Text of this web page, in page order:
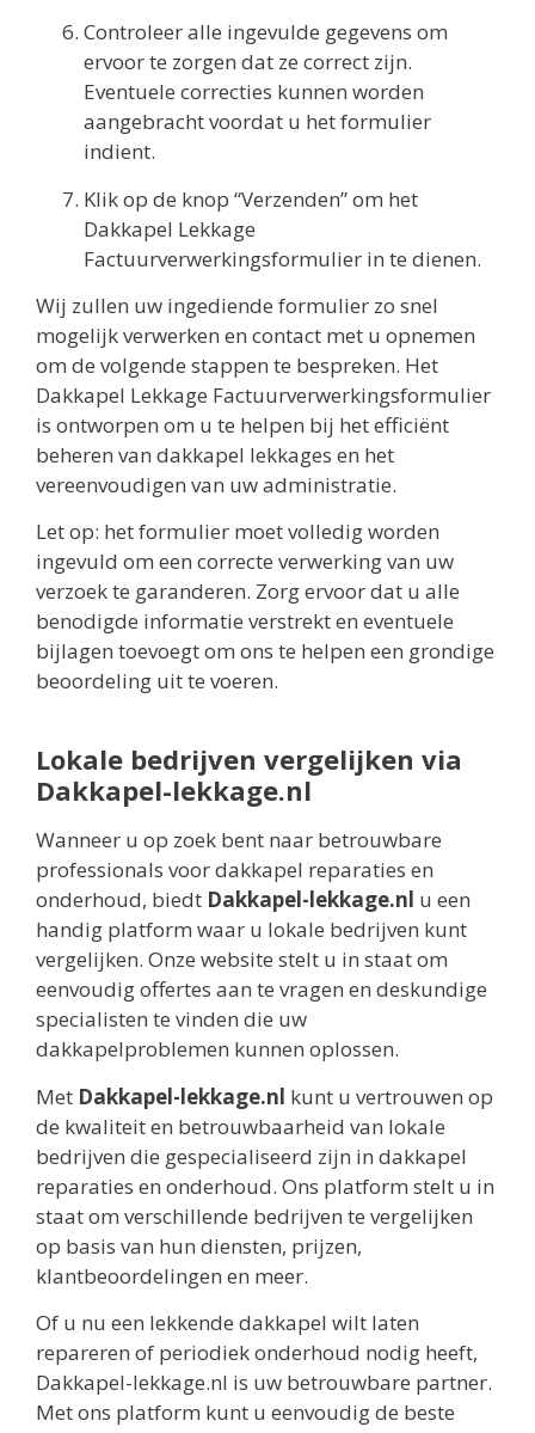
Controleer alle ingevulde gegevens om
ervoor te zorgen dat ze correct zijn.
Eventuele correcties kunnen worden
aangebracht voordat u het formulier
indient.
Klik op de knop “Verzenden” om het
Dakkapel Lekkage
Factuurverwerkingsformulier in te dienen.
Wij zullen uw ingediende formulier zo snel
mogelijk verwerken en contact met u opnemen
om de volgende stappen te bespreken. Het
Dakkapel Lekkage Factuurverwerkingsformulier
is ontworpen om u te helpen bij het efficiënt
beheren van dakkapel lekkages en het
vereenvoudigen van uw administratie.
Let op: het formulier moet volledig worden
ingevuld om een correcte verwerking van uw
verzoek te garanderen. Zorg ervoor dat u alle
benodigde informatie verstrekt en eventuele
bijlagen toevoegt om ons te helpen een grondige
beoordeling uit te voeren.
Lokale bedrijven vergelijken via
Dakkapel-lekkage.nl
Wanneer u op zoek bent naar betrouwbare
professionals voor dakkapel reparaties en
onderhoud, biedt Dakkapel-lekkage.nl u een
handig platform waar u lokale bedrijven kunt
vergelijken. Onze website stelt u in staat om
eenvoudig offertes aan te vragen en deskundige
specialisten te vinden die uw
dakkapelproblemen kunnen oplossen.
Met Dakkapel-lekkage.nl kunt u vertrouwen op
de kwaliteit en betrouwbaarheid van lokale
bedrijven die gespecialiseerd zijn in dakkapel
reparaties en onderhoud. Ons platform stelt u in
staat om verschillende bedrijven te vergelijken
op basis van hun diensten, prijzen,
klantbeoordelingen en meer.
Of u nu een lekkende dakkapel wilt laten
repareren of periodiek onderhoud nodig heeft,
Dakkapel-lekkage.nl is uw betrouwbare partner.
Met ons platform kunt u eenvoudig de beste